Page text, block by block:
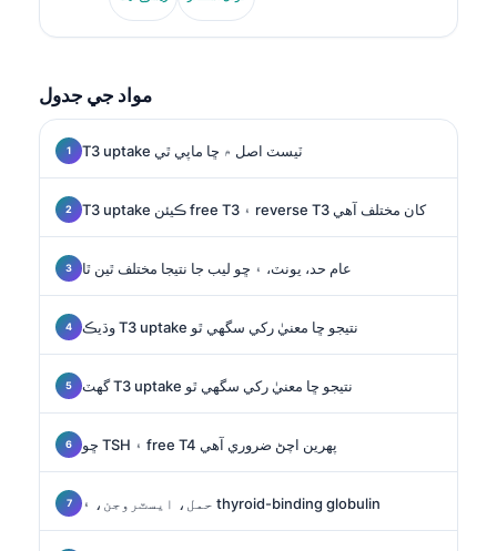
مواد جي جدول
T3 uptake ٽيسٽ اصل ۾ ڇا ماپي ٿي
T3 uptake ڪيئن free T3 ۽ reverse T3 کان مختلف آهي
عام حد، يونٽ، ۽ ڇو ليب جا نتيجا مختلف ٿين ٿا
وڌيڪ T3 uptake نتيجو ڇا معنيٰ رکي سگهي ٿو
گهٽ T3 uptake نتيجو ڇا معنيٰ رکي سگهي ٿو
ڇو TSH ۽ free T4 پهرين اچڻ ضروري آهي
حمل، ايسٽروجن، ۽ thyroid-binding globulin